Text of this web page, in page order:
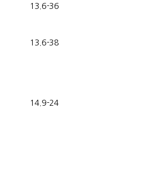
13.6-36
13.6-38
14.9-24